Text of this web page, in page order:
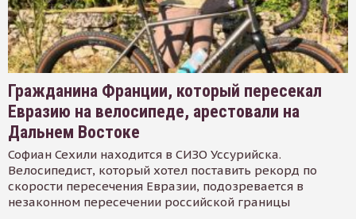
Гражданина Франции, который пересекал
Евразию на велосипеде, арестовали на
Дальнем Востоке
Софиан Сехили находится в СИЗО Уссурийска.
Велосипедист, который хотел поставить рекорд по
скорости пересечения Евразии, подозревается в
незаконном пересечении российской границы